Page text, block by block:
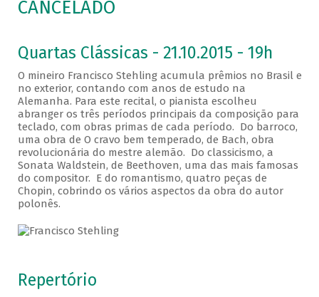
CANCELADO
Quartas Clássicas - 21.10.2015 - 19h
O mineiro Francisco Stehling acumula prêmios no Brasil e
no exterior, contando com anos de estudo na
Alemanha. Para este recital, o pianista escolheu
abranger os três períodos principais da composição para
teclado, com obras primas de cada período. Do barroco,
uma obra de O cravo bem temperado, de Bach, obra
revolucionária do mestre alemão. Do classicismo, a
Sonata Waldstein, de Beethoven, uma das mais famosas
do compositor. E do romantismo, quatro peças de
Chopin, cobrindo os vários aspectos da obra do autor
polonês.
Repertório